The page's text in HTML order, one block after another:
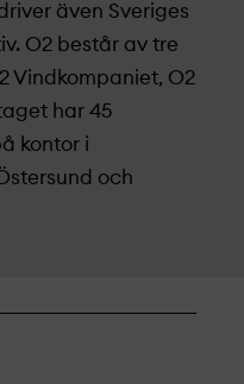
även Sveriges
O2 består av tre
Vindkompaniet, O2
har 45
kontor i
och